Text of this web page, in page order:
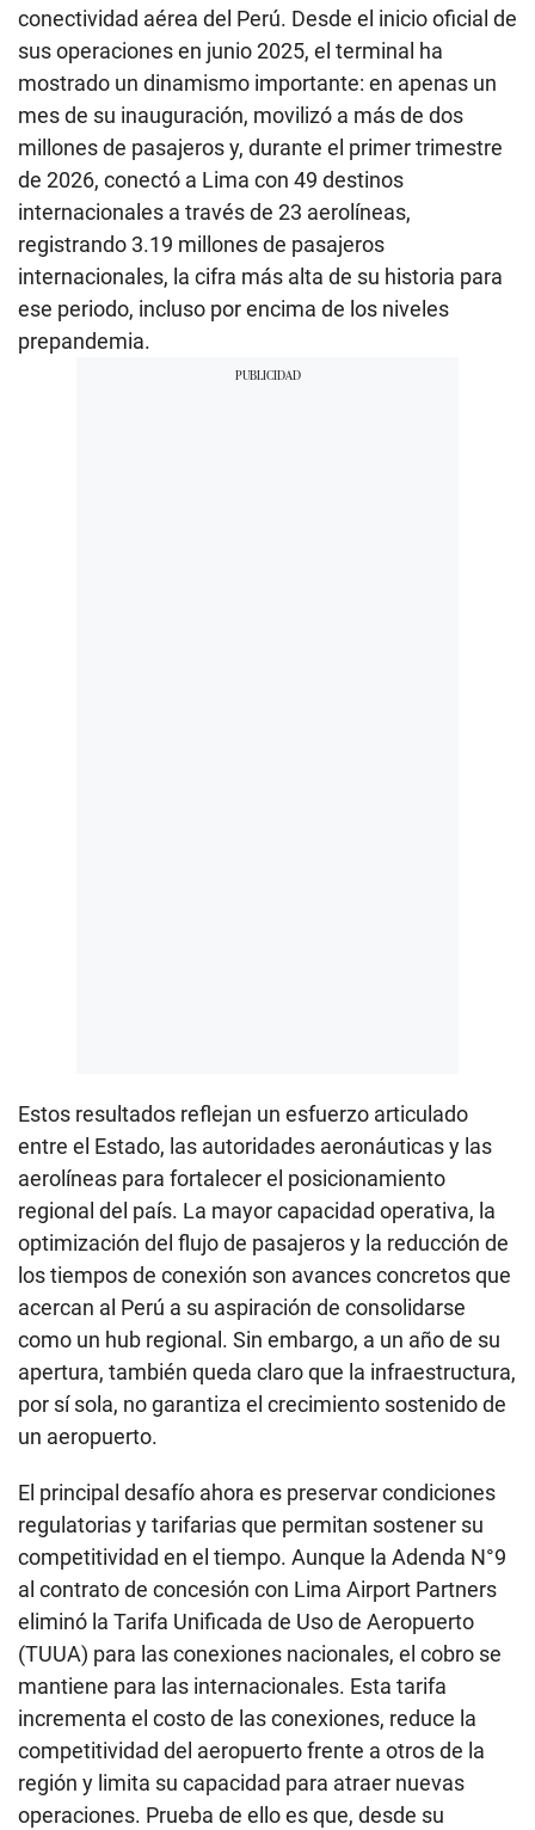
conectividad aérea del Perú. Desde el inicio oficial de
sus operaciones en junio 2025, el terminal ha
mostrado un dinamismo importante: en apenas un
mes de su inauguración, movilizó a más de dos
millones de pasajeros y, durante el primer trimestre
de 2026, conectó a Lima con 49 destinos
internacionales a través de 23 aerolíneas,
registrando 3.19 millones de pasajeros
internacionales, la cifra más alta de su historia para
ese periodo, incluso por encima de los niveles
prepandemia.
Estos resultados reflejan un esfuerzo articulado
entre el Estado, las autoridades aeronáuticas y las
aerolíneas para fortalecer el posicionamiento
regional del país. La mayor capacidad operativa, la
optimización del flujo de pasajeros y la reducción de
los tiempos de conexión son avances concretos que
acercan al Perú a su aspiración de consolidarse
como un hub regional. Sin embargo, a un año de su
apertura, también queda claro que la infraestructura,
por sí sola, no garantiza el crecimiento sostenido de
un aeropuerto.
El principal desafío ahora es preservar condiciones
regulatorias y tarifarias que permitan sostener su
competitividad en el tiempo. Aunque la Adenda N°9
al contrato de concesión con Lima Airport Partners
eliminó la Tarifa Unificada de Uso de Aeropuerto
(TUUA) para las conexiones nacionales, el cobro se
mantiene para las internacionales. Esta tarifa
incrementa el costo de las conexiones, reduce la
competitividad del aeropuerto frente a otros de la
región y limita su capacidad para atraer nuevas
operaciones. Prueba de ello es que, desde su